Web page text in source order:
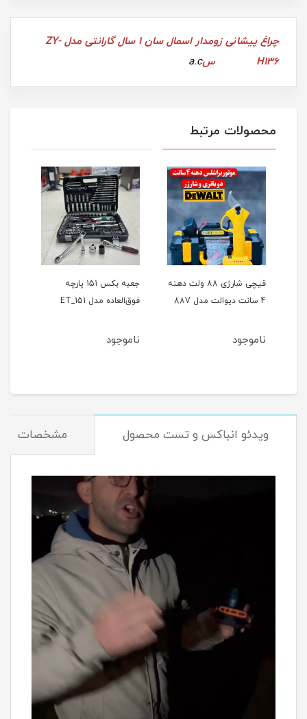
چراغ پیشانی زومدار اسمال سان 1 سال گارانتی مدل ZY-
H136 س
a.c
محصولات مرتبط
قیچی شارژی 88 ولت دهنه
4 سانت دیوالت مدل 88V
ناموجود
جعبه بکس 151 پارچه
فوق‌العاده مدل ET_151
ناموجود
ویدئو انباکس و تست محصول مشخصات